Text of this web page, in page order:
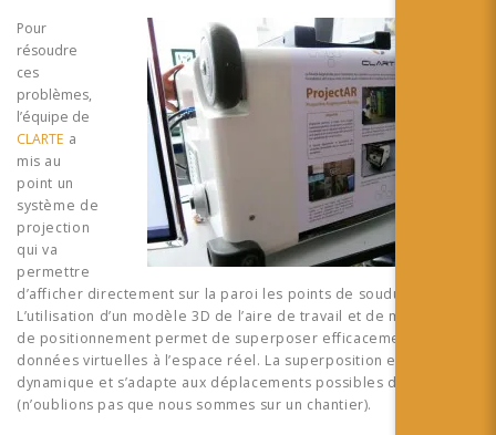
Pour
résoudre
ces
problèmes,
l’équipe de
CLARTE a
mis au
point un
système de
projection
qui va
permettre
d’afficher directement sur la paroi les points de soudure.
L’utilisation d’un modèle 3D de l’aire de travail et de marqueurs
de positionnement permet de superposer efficacement les
données virtuelles à l’espace réel. La superposition est, bien sur,
dynamique et s’adapte aux déplacements possibles du système
(n’oublions pas que nous sommes sur un chantier).